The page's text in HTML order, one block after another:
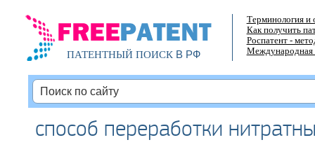
ПАТЕНТНЫЙ ПОИСКВ РФ
Терминология и
Как получить
Роспатент -
Международная
способ переработки